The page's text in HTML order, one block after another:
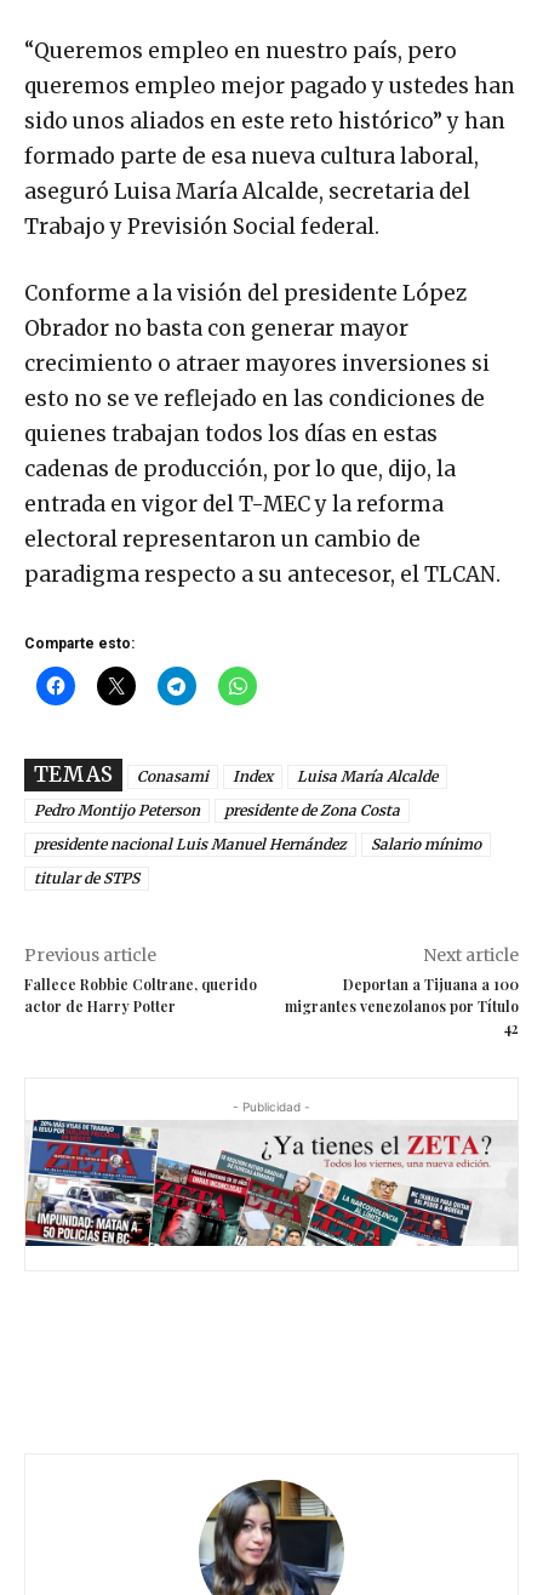
“Queremos empleo en nuestro país, pero
queremos empleo mejor pagado y ustedes han
sido unos aliados en este reto histórico” y han
formado parte de esa nueva cultura laboral,
aseguró Luisa María Alcalde, secretaria del
Trabajo y Previsión Social federal.
Conforme a la visión del presidente López
Obrador no basta con generar mayor
crecimiento o atraer mayores inversiones si
esto no se ve reflejado en las condiciones de
quienes trabajan todos los días en estas
cadenas de producción, por lo que, dijo, la
entrada en vigor del T-MEC y la reforma
electoral representaron un cambio de
paradigma respecto a su antecesor, el TLCAN.
Comparte esto:
TEMAS Conasami Index
Luisa María Alcalde
Pedro Montijo Peterson
presidente de Zona Costa
presidente nacional Luis Manuel Hernández
Salario mínimo
titular de STPS
Previous article
Fallece Robbie Coltrane, querido
actor de Harry Potter
Next article
Deportan a Tijuana a 100
migrantes venezolanos por Título
42
- Publicidad -